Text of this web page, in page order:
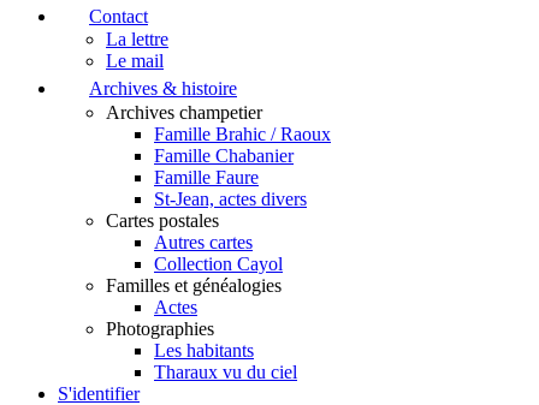
Contact
La lettre
Le mail
Archives & histoire
Archives champetier
Famille Brahic / Raoux
Famille Chabanier
Famille Faure
St-Jean, actes divers
Cartes postales
Autres cartes
Collection Cayol
Familles et généalogies
Actes
Photographies
Les habitants
Tharaux vu du ciel
S'identifier